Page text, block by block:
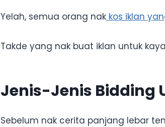
Yelah, semua orang nak kos iklan
Takde yang nak buat iklan untuk
Jenis-Jenis Bidding
Sebelum nak cerita panjang lebar